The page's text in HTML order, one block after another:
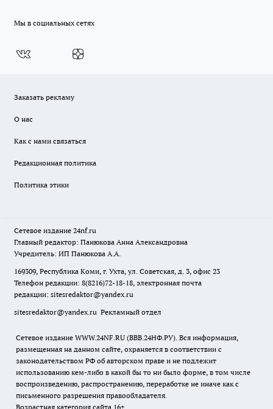
Мы в социальных сетях
Заказать рекламу
О нас
Как с нами связаться
Редакционная политика
Политика этики
Сетевое издание 24nf.ru
Главный редактор: Панюкова Анна Александровна
Учредитель: ИП Панюкова А.А.
169309, Республика Коми, г. Ухта, ул. Советская, д. 3, офис 23
Телефон редакции: 8(8216)72-18-18, электронная почта
редакции: sitesredaktor@yandex.ru
sitesredaktor@yandex.ru Рекламный отдел
Сетевое издание WWW.24NF.RU (ВВВ.24НФ.РУ). Вся информация,
размещенная на данном сайте, охраняется в соответствии с
законодательством РФ об авторском праве и не подлежит
использованию кем-либо в какой бы то ни было форме, в том числе
воспроизведению, распространению, переработке не иначе как с
письменного разрешения правообладателя.
Возрастная категория сайта 16+.